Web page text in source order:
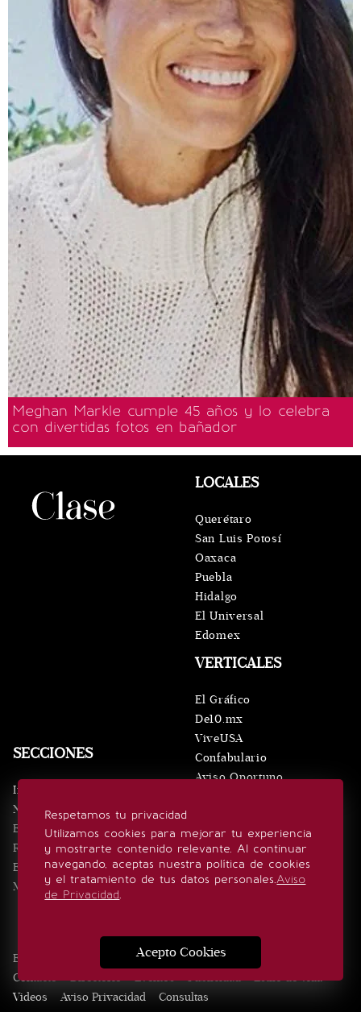
Meghan Markle cumple 45 años y lo celebra
con divertidas fotos en bañador
Respetamos tu privacidad
Utilizamos cookies para mejorar tu experiencia
y mostrarte contenido relevante. Al continuar
navegando, aceptas nuestra política de cookies
y el tratamiento de tus datos personales.Aviso
de Privacidad.
Acepto Cookies
SECCIONES
Inicio
Noticias
Eventos
Realeza
Estilo de vida
Minuto x Minuto
VERTICALES
El Gráfico
De10.mx
ViveUSA
Confabulario
Aviso Oportuno
LOCALES
Querétaro
San Luis Potosí
Oaxaca
Puebla
Hidalgo
El Universal
Edomex
SÍGUENOS
Edición Impresa Noticias Quiénes somos
Contacto
Directorio Eventos Publicidad
Estilo de vida
Videos
Aviso Privacidad Consultas